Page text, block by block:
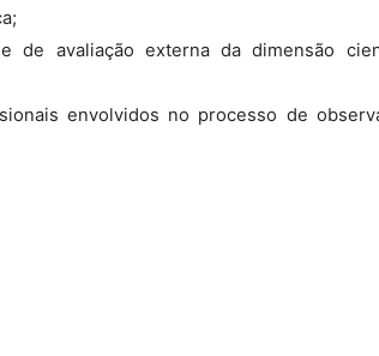
de avaliação externa da dimensão
envolvidos no processo de